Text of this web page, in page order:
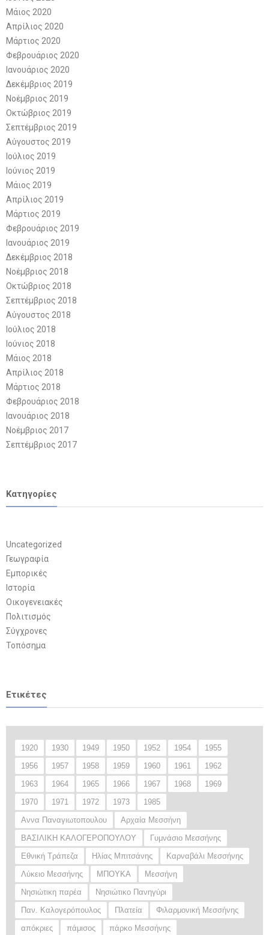
Μάιος 2020
Απρίλιος 2020
Μάρτιος 2020
Φεβρουάριος 2020
Ιανουάριος 2020
Δεκέμβριος 2019
Νοέμβριος 2019
Οκτώβριος 2019
Σεπτέμβριος 2019
Αύγουστος 2019
Ιούλιος 2019
Ιούνιος 2019
Μάιος 2019
Απρίλιος 2019
Μάρτιος 2019
Φεβρουάριος 2019
Ιανουάριος 2019
Δεκέμβριος 2018
Νοέμβριος 2018
Οκτώβριος 2018
Σεπτέμβριος 2018
Αύγουστος 2018
Ιούλιος 2018
Ιούνιος 2018
Μάιος 2018
Απρίλιος 2018
Μάρτιος 2018
Φεβρουάριος 2018
Ιανουάριος 2018
Νοέμβριος 2017
Σεπτέμβριος 2017
Kατηγορίες
Uncategorized
Γεωγραφία
Εμπορικές
Ιστορία
Οικογενειακές
Πολιτισμός
Σύγχρονες
Τοπόσημα
Ετικέτες
1920 1930 1949 1950 1952 1954
1955
1956
1957 1958 1959 1960 1961
1962
1963
1964 1965 1966 1967 1968
1969
1970
1971 1972 1973
1985
Αννα Παναγιωτοπουλου
Αρχαία Μεσσήνη
ΒΑΣΙΛΙΚΗ ΚΑΛΟΓΕΡΟΠΟΥΛΟΥ
Γυμνάσιο Μεσσήνης
Εθνική Τράπεζα
Ηλίας Μπιτσάνης
Καρναβάλι Μεσσήνης
Λύκειο Μεσσήνης
ΜΠΟΥΚΑ
Μεσσήνη
Νησιώτικη παρέα
Νησιώτικο Πανηγύρι
Παν. Καλογερόπουλος
Πλατεία
Φιλαρμονική Μεσσήνης
απόκριες
πάμισος πάρκο Μεσσήνης